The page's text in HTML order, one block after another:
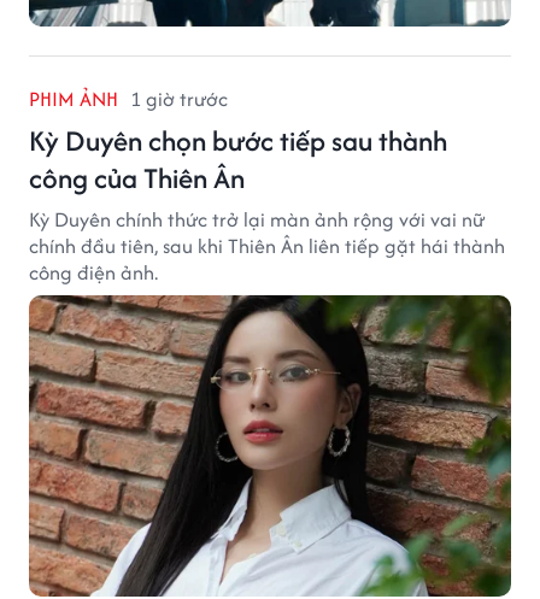
PHIM ẢNH 1 giờ trước
Kỳ Duyên chọn bước tiếp sau thành
công của Thiên Ân
Kỳ Duyên chính thức trở lại màn ảnh rộng với vai nữ
chính đầu tiên, sau khi Thiên Ân liên tiếp gặt hái thành
công điện ảnh.